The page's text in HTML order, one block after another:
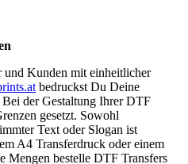
und Kunden mit einheitlicher
bedruckst Du Deine
der Gestaltung Ihrer DTF
gesetzt. Sowohl
Text oder Slogan ist
A4 Transferdruck oder einem
Mengen bestelle DTF Transfers